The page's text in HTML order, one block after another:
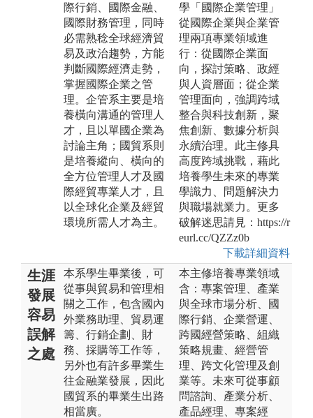
際行銷、國際金融、
國際財務管理，同時
必需熟稔全球經濟貿
易及政治趨勢，方能
判斷國際經濟走勢，
掌握國際企業之管
理。企管系主要是培
養橫向溝通的管理人
才，且以單國企業為
討論主角；國貿系則
是培養縱向、橫向的
全方位管理人才及國
際經貿專業人才，且
以全球化企業及經貿
環境所需人才為主。
學「國際企業管理」
從國際企業與企業管
理兩項專業領域進
行：從國際企業面
向，探討策略、政經
與人資層面；從企業
管理面向，強調跨域
整合與科技創新，聚
焦創新、數據分析與
永續治理。此主修具
高度跨域挑戰，藉此
培養學生未來的專業
學識力、問題解決力
與職場就業力。更多
破解迷思請見：https://r
eurl.cc/QZZz0b
下載詳細資料
生涯
發展
容易
誤解
之處
本系學生畢業後，可
從事與貿易和管理相
關之工作，包含國內
外業務助理、貿易運
籌、行銷企劃、財
務、採購等工作等，
另外也有許多畢業生
往金融業發展，因此
國貿系的畢業生出路
相當廣。
本主修培養專業領域
含：專案管理、產業
與全球市場分析、國
際行銷、企業營運、
跨國經營策略、組織
策略規畫、經營管
理、跨文化管理及創
業等。未來可從事顧
問諮詢、產業分析、
產品經理、專案經